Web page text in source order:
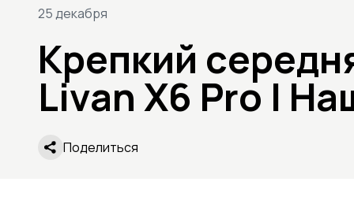
25 декабря
Крепкий
Livan X6 Pro |
Поделиться